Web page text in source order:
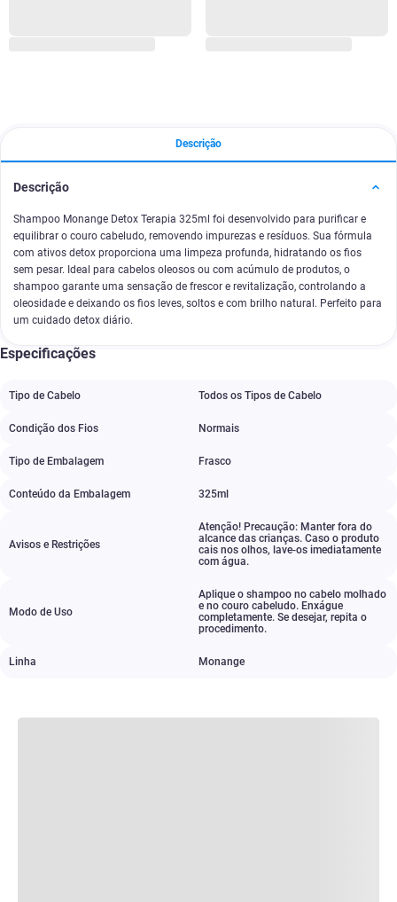
Descrição
Descrição
Shampoo Monange Detox Terapia 325ml foi desenvolvido para purificar e
equilibrar o couro cabeludo, removendo impurezas e resíduos. Sua fórmula
com ativos detox proporciona uma limpeza profunda, hidratando os fios
sem pesar. Ideal para cabelos oleosos ou com acúmulo de produtos, o
shampoo garante uma sensação de frescor e revitalização, controlando a
oleosidade e deixando os fios leves, soltos e com brilho natural. Perfeito para
um cuidado detox diário.
Especificações
Tipo de Cabelo Todos os Tipos de Cabelo
Condição dos Fios Normais
Tipo de Embalagem Frasco
Conteúdo da Embalagem 325ml
Avisos e Restrições
Atenção! Precaução: Manter fora do
alcance das crianças. Caso o produto
cais nos olhos, lave-os imediatamente
com água.
Modo de Uso
Aplique o shampoo no cabelo molhado
e no couro cabeludo. Enxágue
completamente. Se desejar, repita o
procedimento.
Linha Monange